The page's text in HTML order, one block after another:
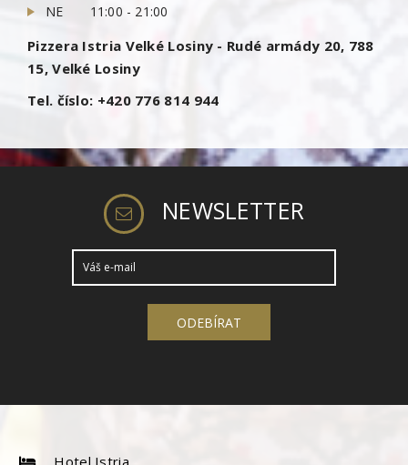
NE 11:00 - 21:00
Pizzera Istria Velké Losiny - Rudé armády 20, 788
15, Velké Losiny
Tel. číslo: +420 776 814 944
NEWSLETTER
Hotel Istria